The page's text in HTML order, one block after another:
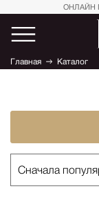
ОНЛАЙН
Главная Каталог